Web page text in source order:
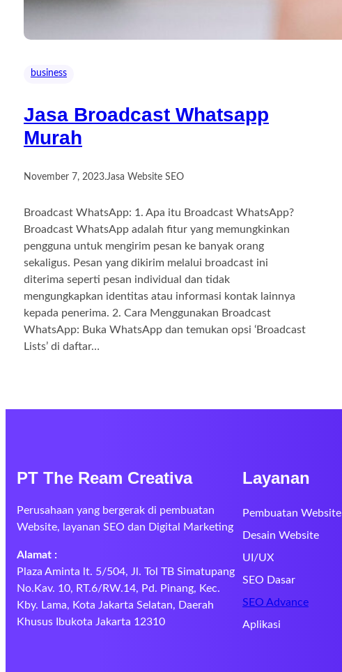
business
Jasa Broadcast Whatsapp
Murah
November 7, 2023.Jasa Website SEO
Broadcast WhatsApp: 1. Apa itu Broadcast WhatsApp?
Broadcast WhatsApp adalah fitur yang memungkinkan
pengguna untuk mengirim pesan ke banyak orang
sekaligus. Pesan yang dikirim melalui broadcast ini
diterima seperti pesan individual dan tidak
mengungkapkan identitas atau informasi kontak lainnya
kepada penerima. 2. Cara Menggunakan Broadcast
WhatsApp: Buka WhatsApp dan temukan opsi ‘Broadcast
Lists’ di daftar…
PT The Ream Creativa
Perusahaan yang bergerak di pembuatan
Website, layanan SEO dan Digital Marketing
Alamat :
Plaza Aminta lt. 5/504, Jl. Tol TB Simatupang
No.Kav. 10, RT.6/RW.14, Pd. Pinang, Kec.
Kby. Lama, Kota Jakarta Selatan, Daerah
Khusus Ibukota Jakarta 12310
Layanan
Pembuatan Website
Desain Website
UI/UX
SEO Dasar
SEO Advance
Aplikasi